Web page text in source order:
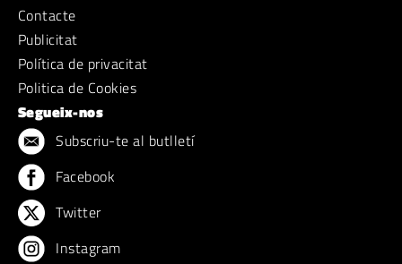
Contacte
Publicitat
Política de privacitat
Politica de Cookies
Segueix-nos
Subscriu-te al butlletí
Facebook
Twitter
Instagram